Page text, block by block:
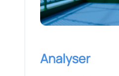
Analyser